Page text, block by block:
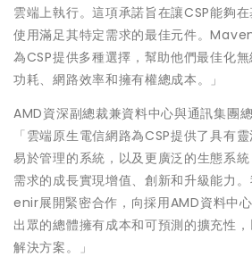
雲端上執行。這項承諾旨在讓CSP能夠
使用滿足其特定需求的最佳元件。
為CSP提供多種選擇，幫助他們最佳化
功耗、網路效率和擁有權總成本。」
AMD資深副總裁兼資料中心與通訊集團
「雲端原生電信網路為CSP提供了具有
易於管理的系統，以及更廣泛的生態系
需求的成長實現增值、創新和升級能力
enir展開緊密合作，向採用AMD資料中
出眾的總體擁有成本和可預測的擴充性
解決方案。」